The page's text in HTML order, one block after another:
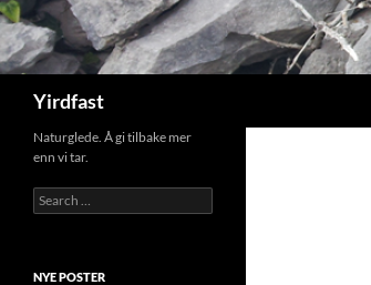
Yirdfast
Naturglede. Å gi tilbake mer
enn vi tar.
Search
for:
NYE POSTER